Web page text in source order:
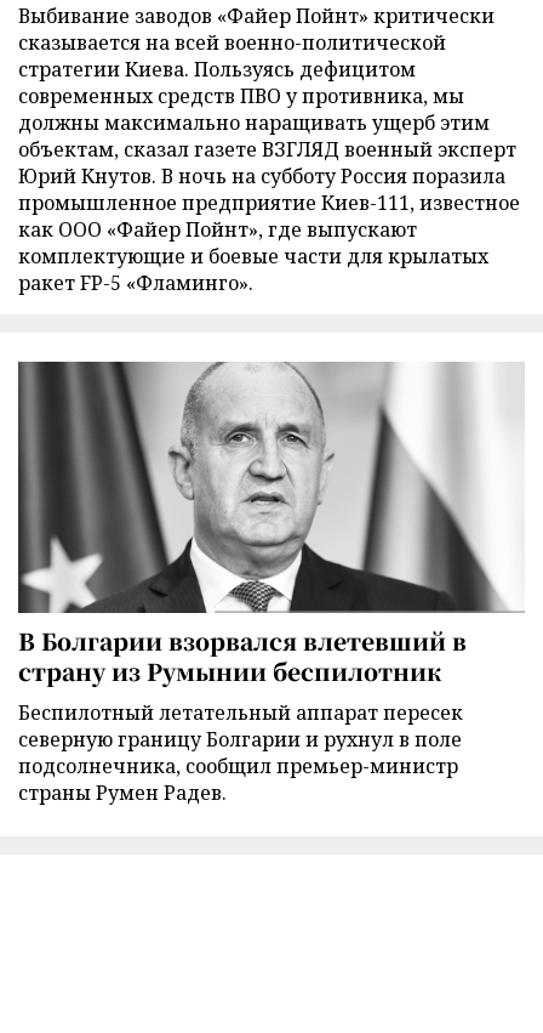
Выбивание заводов «Файер Пойнт» критически
сказывается на всей военно-политической
стратегии Киева. Пользуясь дефицитом
современных средств ПВО у противника, мы
должны максимально наращивать ущерб этим
объектам, сказал газете ВЗГЛЯД военный эксперт
Юрий Кнутов. В ночь на субботу Россия поразила
промышленное предприятие Киев-111, известное
как ООО «Файер Пойнт», где выпускают
комплектующие и боевые части для крылатых
ракет FP-5 «Фламинго».
В Болгарии взорвался влетевший в
страну из Румынии беспилотник
Беспилотный летательный аппарат пересек
северную границу Болгарии и рухнул в поле
подсолнечника, сообщил премьер-министр
страны Румен Радев.